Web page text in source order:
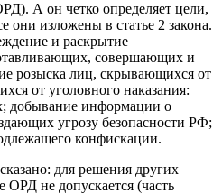
А он четко определяет цели,
они изложены в статье 2 закона.
и раскрытие
совершающих и
розыска лиц, скрывающихся от
от уголовного наказания:
добывание информации о
угрозу безопасности РФ;
конфискации.
для решения других
ОРД не допускается (часть